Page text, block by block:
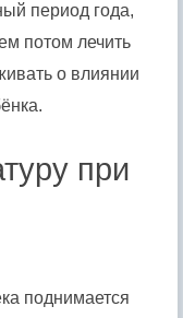
период года,
потом лечить
о влиянии
при
поднимается